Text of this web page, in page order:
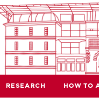
RESEARCH HOW TO